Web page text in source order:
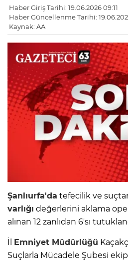
Haber Giriş Tarihi: 19.06.2026 09:11
Haber Güncellenme Tarihi:
Kaynak: AA
Şanlıurfa'da tefecilik ve
varlığı değerlerini aklama
alınan 12 zanlıdan 6'sı
İl Emniyet Müdürlüğü
Suçlarla Mücadele Şubesi